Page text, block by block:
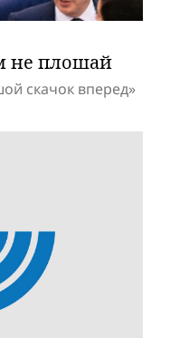
не плошай
скачок вперед»